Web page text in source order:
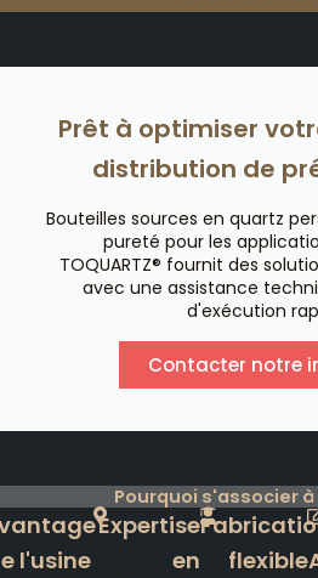
Prêt à optimiser
distribution de
Bouteilles sources en quartz
pureté pour les
TOQUARTZ® fournit des
avec une assistance
d'exécution
Contacter notre
Pourquoi s'associer à
l'usine
Expertise
en
flexible